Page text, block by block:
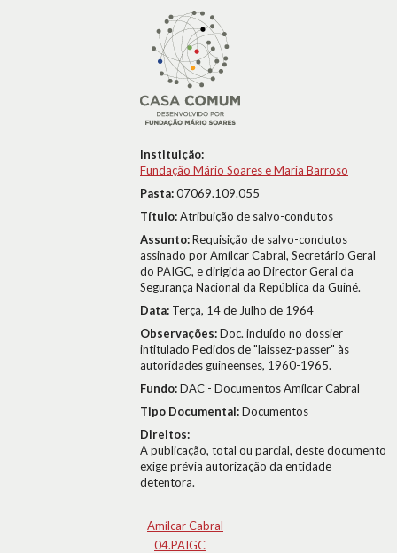
Instituição:
Fundação Mário Soares e Maria Barroso
Pasta:07069.109.055
Título:Atribuição de salvo-condutos
Assunto:Requisição de salvo-condutos
assinado por Amílcar Cabral, Secretário Geral
do PAIGC, e dirigida ao Director Geral da
Segurança Nacional da República da Guiné.
Data: Terça, 14 de Julho de 1964
Observações:Doc. incluído no dossier
intitulado Pedidos de "laissez-passer" às
autoridades guineenses, 1960-1965.
Fundo:DAC - Documentos Amílcar Cabral
Tipo Documental:Documentos
Direitos:
A publicação, total ou parcial, deste documento
exige prévia autorização da entidade
detentora.
Amílcar Cabral
04.PAIGC